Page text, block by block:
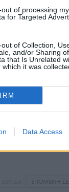
of processing my
for Targeted
of Collection,
and/or Sharing
that Is Unrelated
it was
Data Access
της
για
Τα
Η
ΕΠΌΜΕΝΗ